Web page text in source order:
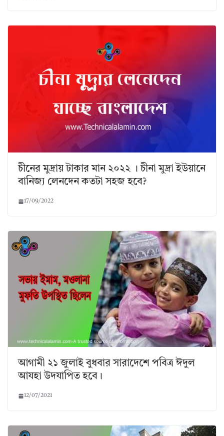
চীনের মুদ্রায় টাকার মান ২০২২ । চীনা মুদ্রা ইউয়ানে
বানিজ্য লেনদেন কতটা সহজ হবে?
17/09/2022
আগামী ২১ জুলাই বুধবার সারাদেশে পবিত্র ঈদুল
আযহা উদযাপিত হবে।
12/07/2021